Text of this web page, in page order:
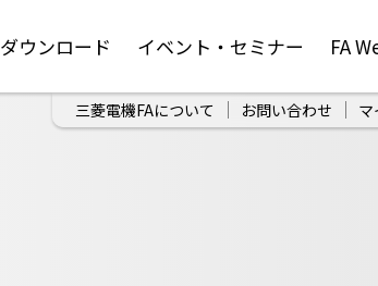
ダウンロード イベント・セミナー FA
三菱電機FAについて お問い合わせ マ